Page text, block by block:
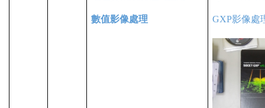
數值影像處理 GXP影像處